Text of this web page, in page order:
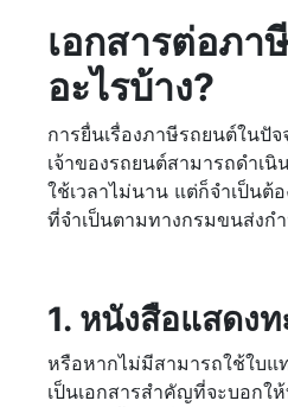
เอกสารต่อภา
อะไรบ้าง?
การยื่นเรื่องภาษีรถยนต์ในปัจ
เจ้าของรถยนต์สามารถดำเนิ
ใช้เวลาไม่นาน แต่ก็จำเป็นต้
ที่จำเป็นตามทางกรมขนส่งก
1. หนังสือแสดง
หรือหากไม่มีสามารถใช้ใบแ
เป็นเอกสารสำคัญที่จะบอกใ